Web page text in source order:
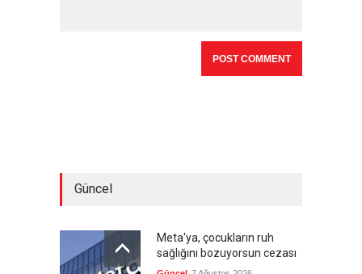
Güncel
Meta'ya, çocukların ruh
sağlığını bozuyorsun cezası